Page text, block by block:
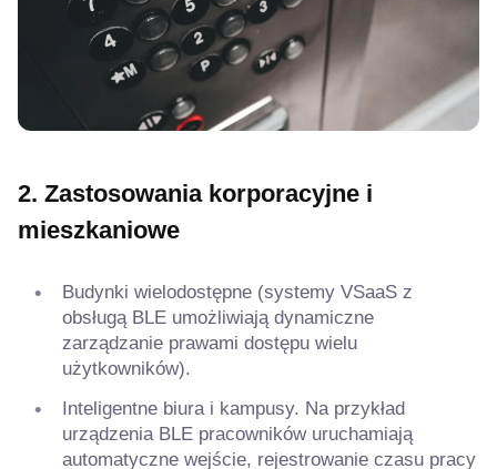
2. Zastosowania korporacyjne i
mieszkaniowe
Budynki wielodostępne (systemy VSaaS z
obsługą BLE umożliwiają dynamiczne
zarządzanie prawami dostępu wielu
użytkowników).
Inteligentne biura i kampusy. Na przykład
urządzenia BLE pracowników uruchamiają
automatyczne wejście, rejestrowanie czasu pracy